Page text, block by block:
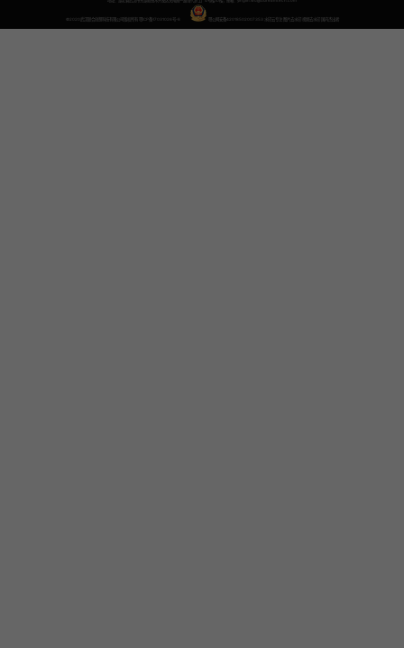
©2020武汉联合创想科技有限公司版权所有 鄂ICP备17031026号-8 鄂公网安备42018502007353 水印云专注 图片去水印 视频去水印 国内杰出者